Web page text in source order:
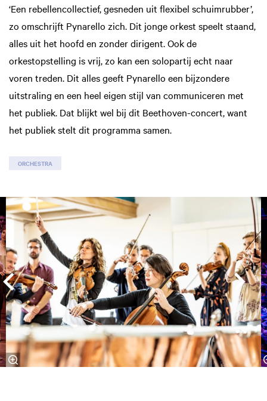
‘Een rebellencollectief, gesneden uit flexibel schuimrubber’,
zo omschrijft Pynarello zich. Dit jonge orkest speelt staand,
alles uit het hoofd en zonder dirigent. Ook de
orkestopstelling is vrij, zo kan een solopartij echt naar
voren treden. Dit alles geeft Pynarello een bijzondere
uitstraling en een heel eigen stijl van communiceren met
het publiek. Dat blijkt wel bij dit Beethoven-concert, want
het publiek stelt dit programma samen.
ORCHESTRA
Skip